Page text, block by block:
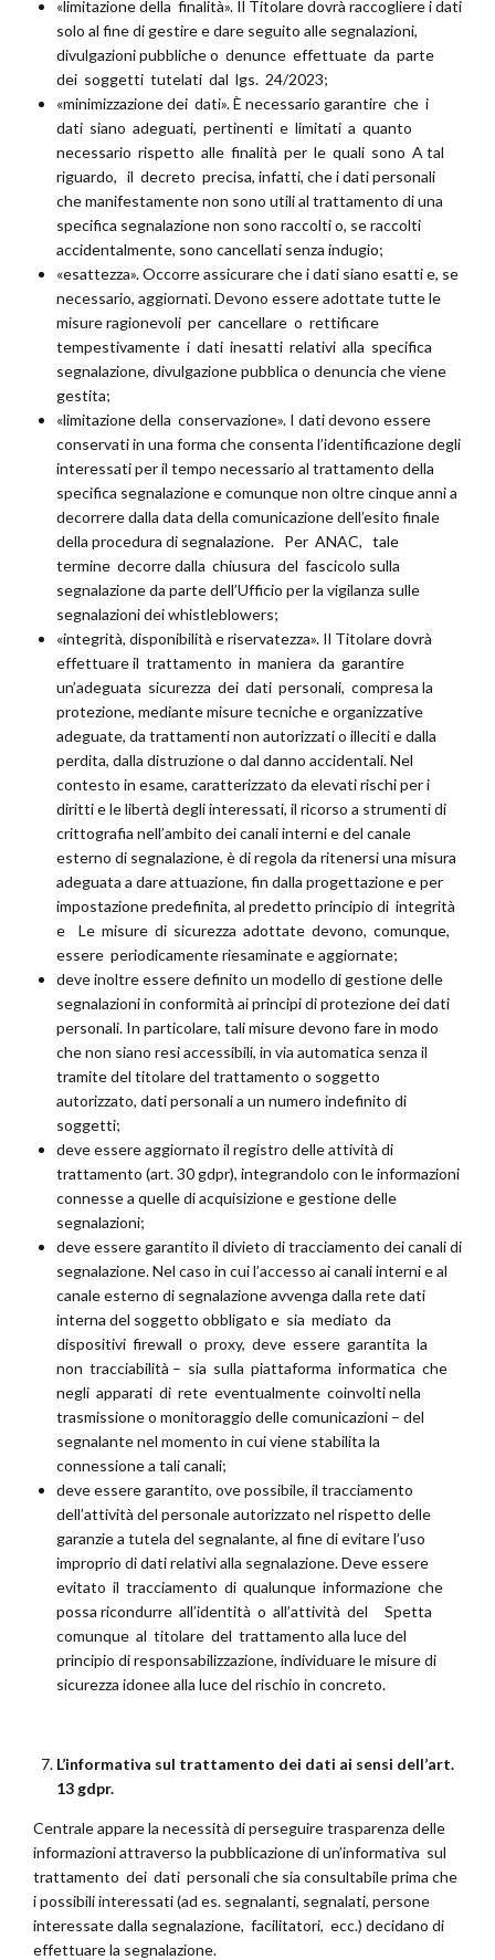
«limitazione della finalità». Il Titolare dovrà raccogliere i dati
solo al fine di gestire e dare seguito alle segnalazioni,
divulgazioni pubbliche o denunce effettuate da parte
dei soggetti tutelati dal lgs. 24/2023;
«minimizzazione dei dati». È necessario garantire che i
dati siano adeguati, pertinenti e limitati a quanto
necessario rispetto alle finalità per le quali sono A tal
riguardo, il decreto precisa, infatti, che i dati personali
che manifestamente non sono utili al trattamento di una
specifica segnalazione non sono raccolti o, se raccolti
accidentalmente, sono cancellati senza indugio;
«esattezza». Occorre assicurare che i dati siano esatti e, se
necessario, aggiornati. Devono essere adottate tutte le
misure ragionevoli per cancellare o rettificare
tempestivamente i dati inesatti relativi alla specifica
segnalazione, divulgazione pubblica o denuncia che viene
gestita;
«limitazione della conservazione». I dati devono essere
conservati in una forma che consenta l’identificazione degli
interessati per il tempo necessario al trattamento della
specifica segnalazione e comunque non oltre cinque anni a
decorrere dalla data della comunicazione dell’esito finale
della procedura di segnalazione. Per ANAC, tale
termine decorre dalla chiusura del fascicolo sulla
segnalazione da parte dell’Ufficio per la vigilanza sulle
segnalazioni dei whistleblowers;
«integrità, disponibilità e riservatezza». Il Titolare dovrà
effettuare il trattamento in maniera da garantire
un’adeguata sicurezza dei dati personali, compresa la
protezione, mediante misure tecniche e organizzative
adeguate, da trattamenti non autorizzati o illeciti e dalla
perdita, dalla distruzione o dal danno accidentali. Nel
contesto in esame, caratterizzato da elevati rischi per i
diritti e le libertà degli interessati, il ricorso a strumenti di
crittografia nell’ambito dei canali interni e del canale
esterno di segnalazione, è di regola da ritenersi una misura
adeguata a dare attuazione, fin dalla progettazione e per
impostazione predefinita, al predetto principio di integrità
e Le misure di sicurezza adottate devono, comunque,
essere periodicamente riesaminate e aggiornate;
deve inoltre essere definito un modello di gestione delle
segnalazioni in conformità ai principi di protezione dei dati
personali. In particolare, tali misure devono fare in modo
che non siano resi accessibili, in via automatica senza il
tramite del titolare del trattamento o soggetto
autorizzato, dati personali a un numero indefinito di
soggetti;
deve essere aggiornato il registro delle attività di
trattamento (art. 30 gdpr), integrandolo con le informazioni
connesse a quelle di acquisizione e gestione delle
segnalazioni;
deve essere garantito il divieto di tracciamento dei canali di
segnalazione. Nel caso in cui l’accesso ai canali interni e al
canale esterno di segnalazione avvenga dalla rete dati
interna del soggetto obbligato e sia mediato da
dispositivi firewall o proxy, deve essere garantita la
non tracciabilità – sia sulla piattaforma informatica che
negli apparati di rete eventualmente coinvolti nella
trasmissione o monitoraggio delle comunicazioni – del
segnalante nel momento in cui viene stabilita la
connessione a tali canali;
deve essere garantito, ove possibile, il tracciamento
dell’attività del personale autorizzato nel rispetto delle
garanzie a tutela del segnalante, al fine di evitare l’uso
improprio di dati relativi alla segnalazione. Deve essere
evitato il tracciamento di qualunque informazione che
possa ricondurre all’identità o all’attività del Spetta
comunque al titolare del trattamento alla luce del
principio di responsabilizzazione, individuare le misure di
sicurezza idonee alla luce del rischio in concreto.
L’informativa sul trattamento dei dati ai sensi dell’art.
13 gdpr.
Centrale appare la necessità di perseguire trasparenza delle
informazioni attraverso la pubblicazione di un’informativa sul
trattamento dei dati personali che sia consultabile prima che
i possibili interessati (ad es. segnalanti, segnalati, persone
interessate dalla segnalazione, facilitatori, ecc.) decidano di
effettuare la segnalazione.